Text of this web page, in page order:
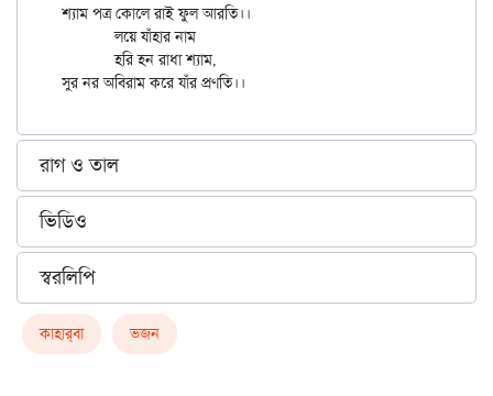
শ্যাম পত্র কোলে রাই ফুল আরতি।।
	লয়ে যাঁহার নাম
	হরি হন রাধা শ্যাম,
রাগ ও তাল
ভিডিও
স্বরলিপি
কাহার্‌বা ভজন